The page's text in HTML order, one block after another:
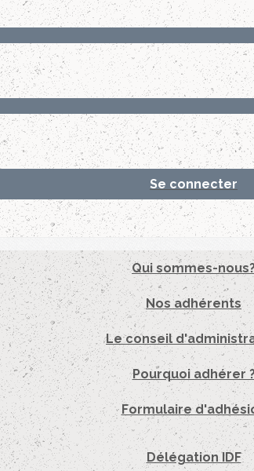
Se connecter
Qui sommes-
Nos adhérents
Le conseil
Pourquoi adhérer
Formulaire
Délégation IDF